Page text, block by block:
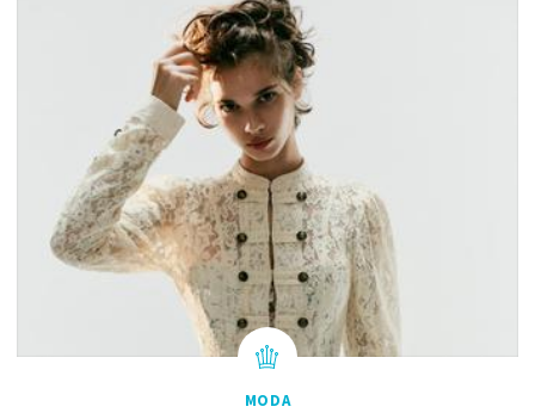
MODA